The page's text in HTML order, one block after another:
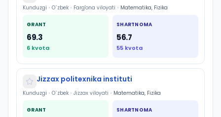
Kunduzgi • O`zbek • Farg'ona viloyati • Matematika, Fizika
GRANT
69.3
6 kvota
SHARTNOMA
56.7
55 kvota
Jizzax politexnika instituti
Kunduzgi • O`zbek • Jizzax viloyati • Matematika, Fizika
GRANT SHARTNOMA